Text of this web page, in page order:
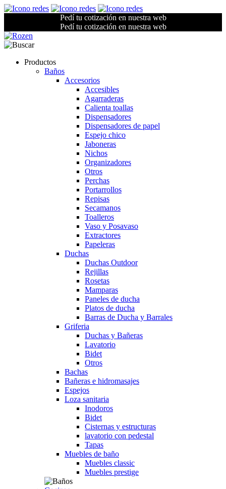
Pedí tu cotización en nuestra web
Pedí tu cotización en nuestra web
Productos
Baños
Accesorios
Accesibles
Agarraderas
Calienta toallas
Dispensadores
Dispensadores de papel
Espejo chico
Jaboneras
Nichos
Organizadores
Otros
Perchas
Portarrollos
Repisas
Secamanos
Toalleros
Vaso y Posavaso
Extractores
Papeleras
Duchas
Duchas Outdoor
Rejillas
Rosetas
Mamparas
Paneles de ducha
Platos de ducha
Barras de Ducha y Barrales
Griferia
Duchas y Bañeras
Lavatorio
Bidet
Otros
Bachas
Bañeras e hidromasajes
Espejos
Loza sanitaria
Inodoros
Bidet
Cisternas y estructuras
lavatorio con pedestal
Tapas
Muebles de baño
Muebles classic
Muebles prestige